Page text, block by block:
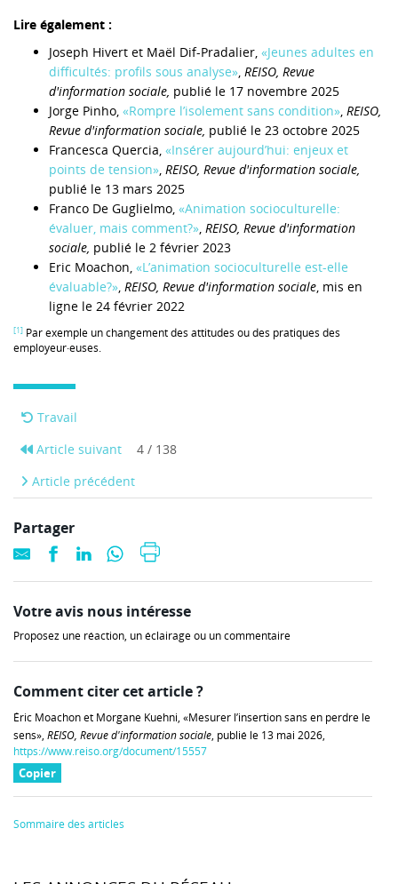
Lire également :
Joseph Hivert et Maël Dif-Pradalier, «Jeunes adultes en
difficultés: profils sous analyse», REISO, Revue
d'information sociale, publié le 17 novembre 2025
Jorge Pinho, «Rompre l’isolement sans condition», REISO,
Revue d'information sociale, publié le 23 octobre 2025
Francesca Quercia, «Insérer aujourd’hui: enjeux et
points de tension», REISO, Revue d'information sociale,
publié le 13 mars 2025
Franco De Guglielmo, «Animation socioculturelle:
évaluer, mais comment?», REISO, Revue d'information
sociale, publié le 2 février 2023
Eric Moachon, «L’animation socioculturelle est-elle
évaluable?», REISO, Revue d'information sociale, mis en
ligne le 24 février 2022
[1] Par exemple un changement des attitudes ou des pratiques des
employeur·euses.
Travail
Article suivant
4 / 138
Article précédent
Partager
Votre avis nous intéresse
Proposez une réaction, un éclairage ou un commentaire
Comment citer cet article ?
Éric Moachon et Morgane Kuehni, «Mesurer l’insertion sans en perdre le
sens», REISO, Revue d'information sociale, publié le 13 mai 2026,
https://www.reiso.org/document/15557
Copier
Sommaire des articles